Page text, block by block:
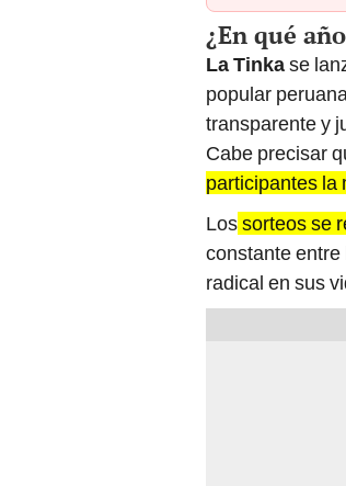
¿En qué
La Tinkase
popular
transparente y
Cabe precisar
participantes la
Lossorteos se
constante entre
radical en sus